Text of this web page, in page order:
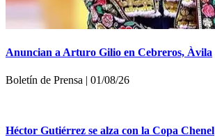
Anuncian a Arturo Gilio en Cebreros, Àvila
Boletí­n de Prensa | 01/08/26
Héctor Gutiérrez se alza con la Copa Chenel